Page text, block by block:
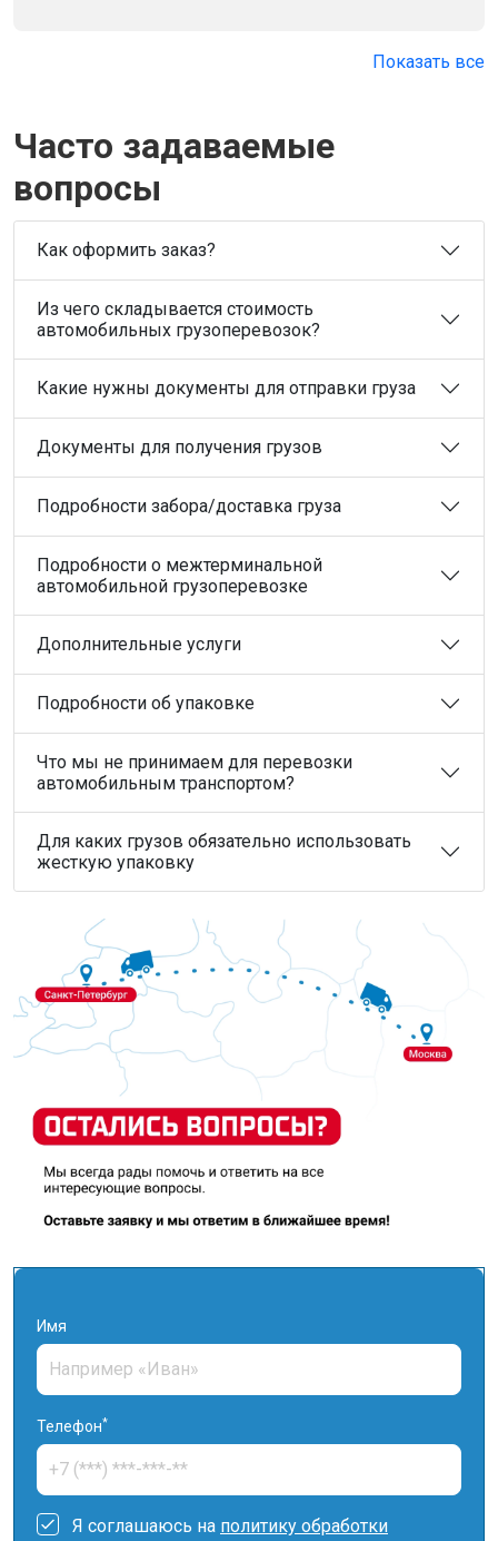
Показать все
Часто задаваемые
вопросы
Как оформить заказ?
Из чего складывается стоимость
автомобильных грузоперевозок?
Какие нужны документы для отправки груза
Документы для получения грузов
Подробности забора/доставка груза
Подробности о межтерминальной
автомобильной грузоперевозке
Дополнительные услуги
Подробности об упаковке
Что мы не принимаем для перевозки
автомобильным транспортом?
Для каких грузов обязательно использовать
жесткую упаковку
Имя
Телефон*
Я соглашаюсь на политику обработки